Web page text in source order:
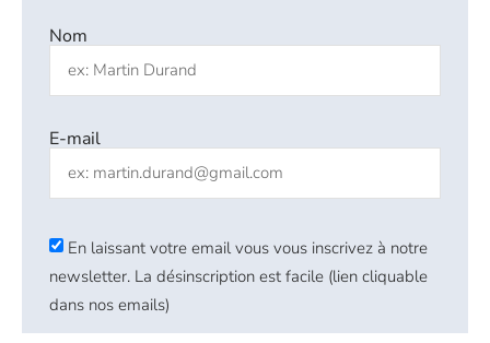
Nom
E-mail
En laissant votre email vous vous inscrivez à notre
newsletter. La désinscription est facile (lien cliquable
dans nos emails)